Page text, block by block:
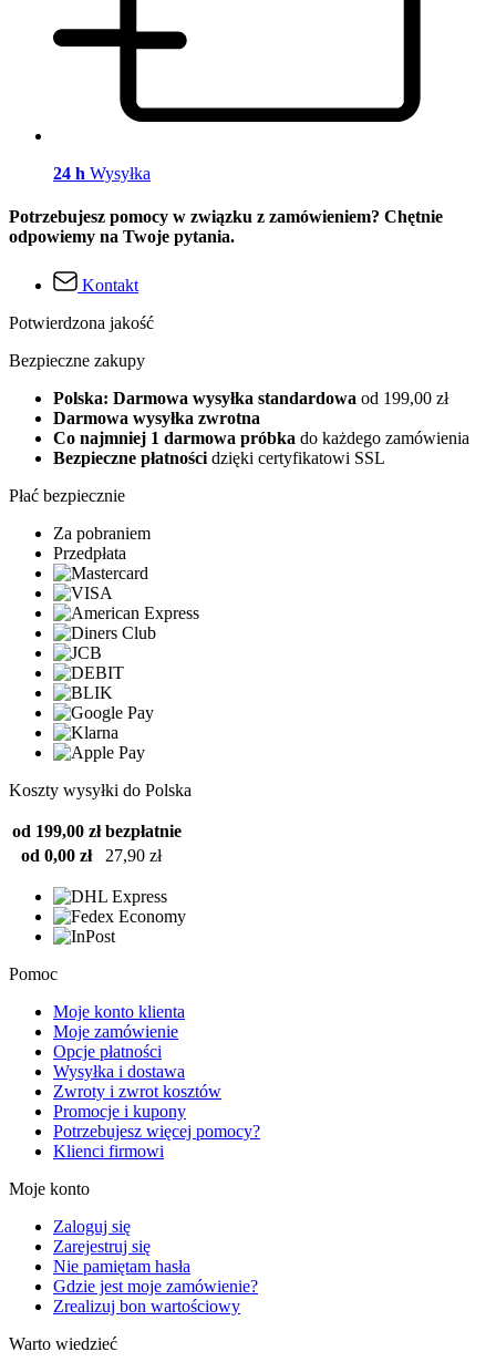
24 h Wysyłka
Potrzebujesz pomocy w związku z zamówieniem? Chętnie
odpowiemy na Twoje pytania.
Kontakt
Potwierdzona jakość
Bezpieczne zakupy
Polska: Darmowa wysyłka standardowa od 199,00 zł
Darmowa wysyłka zwrotna
Co najmniej 1 darmowa próbka do każdego zamówienia
Bezpieczne płatności dzięki certyfikatowi SSL
Płać bezpiecznie
Za pobraniem
Przedpłata
Koszty wysyłki do Polska
od 199,00 zł bezpłatnie
od 0,00 zł
27,90 zł
Pomoc
Moje konto klienta
Moje zamówienie
Opcje płatności
Wysyłka i dostawa
Zwroty i zwrot kosztów
Promocje i kupony
Potrzebujesz więcej pomocy?
Klienci firmowi
Moje konto
Zaloguj się
Zarejestruj się
Nie pamiętam hasła
Gdzie jest moje zamówienie?
Zrealizuj bon wartościowy
Warto wiedzieć